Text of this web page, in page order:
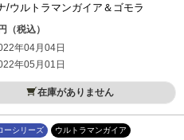
/ウルトラマンガイア＆ゴモラ
（税込）
年04月04日
年05月01日
在庫がありません
ーシリーズ ウルトラマンガイア